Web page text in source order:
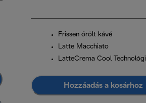
Frissen őrölt kávé
Latte Macchiato
LatteCrema Cool
Hozzáadás a kosárhoz